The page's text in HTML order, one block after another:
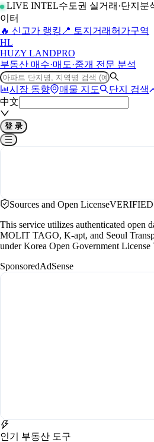
LIVE INTEL수도권 실거래·단지분
이터
🔥 신고가 랭킹 📍 토지거래허가구역
HL
HUZY LANDPRO
부동산 매수·매도·중개 전문 분석
시장 동향 매물 지도 단지 검색
中文
登 录
Sources and Open LicenseVERIFIED
This service utilizes authenticated open
MOLIT TAGO, K-apt, and Seoul
under Korea Open Government License
SponsoredAdSense
인기 부동산 도구